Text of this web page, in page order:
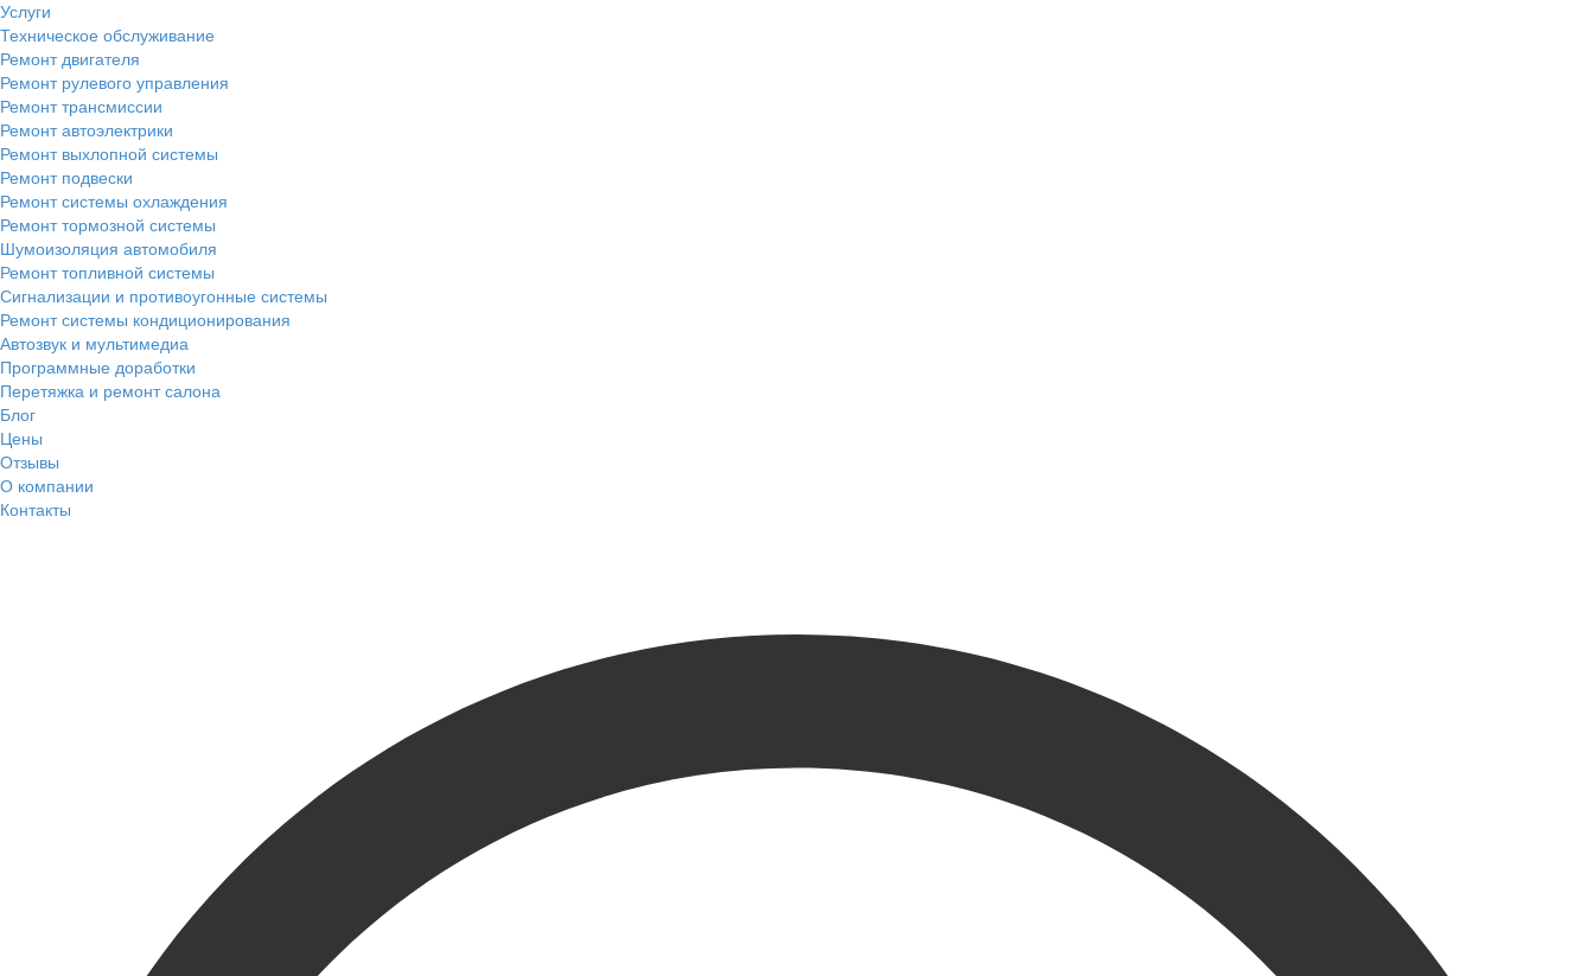
Услуги
Техническое обслуживание
Ремонт двигателя
Ремонт рулевого управления
Ремонт трансмиссии
Ремонт автоэлектрики
Ремонт выхлопной системы
Ремонт подвески
Ремонт системы охлаждения
Ремонт тормозной системы
Шумоизоляция автомобиля
Ремонт топливной системы
Сигнализации и противоугонные системы
Ремонт системы кондиционирования
Автозвук и мультимедиа
Программные доработки
Перетяжка и ремонт салона
Блог
Цены
Отзывы
О компании
Контакты